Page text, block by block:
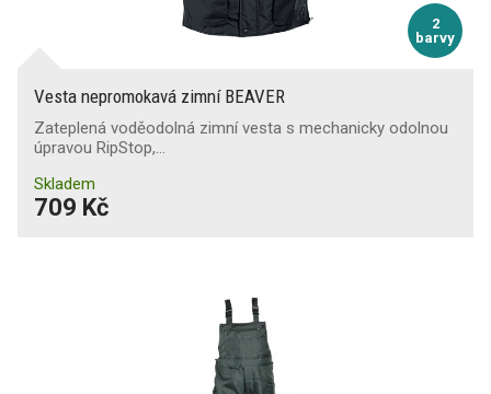
2
barvy
Vesta nepromokavá zimní BEAVER
Zateplená voděodolná zimní vesta s mechanicky odolnou
úpravou RipStop,…
Skladem
709 Kč